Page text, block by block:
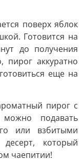
поверх яблок
Готовится на
до получения
пирог аккуратно
еще на
пирог с
подавать
или взбитыми
который
чаепитии!